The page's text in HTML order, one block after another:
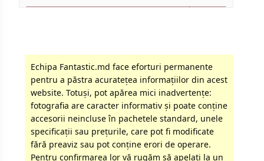
Echipa Fantastic.md face eforturi permanente
pentru a păstra acurateţea informaţiilor din acest
website. Totuși, pot apărea mici inadvertenţe:
fotografia are caracter informativ şi poate conţine
accesorii neincluse în pachetele standard, unele
specificaţii sau preţurile, care pot fi modificate
fără preaviz sau pot conţine erori de operare.
Pentru confirmarea lor vă rugăm să apelati la un